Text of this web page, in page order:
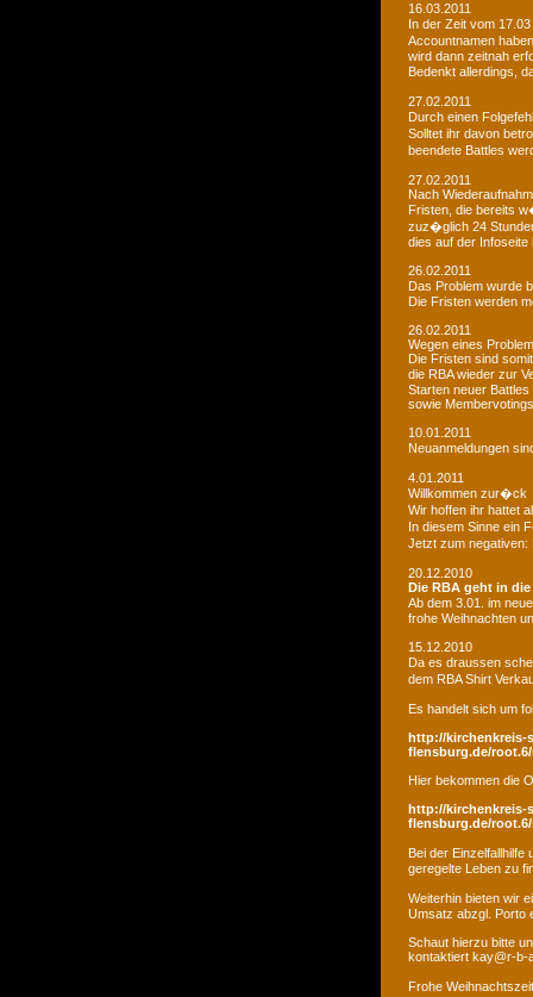
16.03.2011
In der Zeit vom
Accountnamen
wird dann zeitnah
Bedenkt allerdings,
27.02.2011
Durch einen
Solltet ihr davon
beendete Battles
27.02.2011
Nach
Fristen, die bereits
zuz�glich 24
dies auf der
26.02.2011
Das Problem wurde
Die Fristen werden
26.02.2011
Wegen eines
Die Fristen sind
die RBA wieder zur
Starten neuer Battles
sowie
10.01.2011
Neuanmeldungen
4.01.2011
Willkommen zur�ck
Wir hoffen ihr hattet
In diesem Sinne ein
Jetzt zum negativen:
20.12.2010
Die RBA geht in
Ab dem 3.01. im
frohe Weihnachten
15.12.2010
Da es draussen
dem RBA Shirt
Es handelt sich um
http://kirchenkreis-
flensburg.de/
Hier bekommen die
http://kirchenkreis-
flensburg.de/
Bei der
geregelte Leben zu
Weiterhin bieten wir
Umsatz abzgl. Porto
Schaut hierzu bitte
kontaktiert kay@r-b-
Frohe